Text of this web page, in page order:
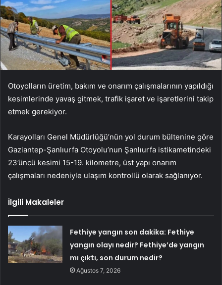
Otoyolların üretim, bakım ve onarım çalışmalarının yapıldığı
kesimlerinde yavaş gitmek, trafik işaret ve işaretlerini takip
etmek gerekiyor.
Karayolları Genel Müdürlüğü’nün yol durum bültenine göre
Gaziantep-Şanlıurfa Otoyolu’nun Şanlıurfa istikametindeki
23’üncü kesimi 15-19. kilometre, üst yapı onarım
çalışmaları nedeniyle ulaşım kontrollü olarak sağlanıyor.
İlgili Makaleler
Fethiye yangın son dakika: Fethiye
yangın olayı nedir? Fethiye’de yangın
mı çıktı, son durum nedir?
Ağustos 7, 2026